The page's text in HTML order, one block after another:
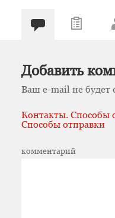
Добавить
Ваш e-mail не будет
Контакты. Способы
Способы отправки
комментарий